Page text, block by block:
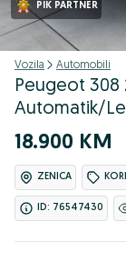
PIK PARTNER
Vozila Automobili
Peugeot 308
Automatik/
18.900 KM
ZENICA
ID: 76547430